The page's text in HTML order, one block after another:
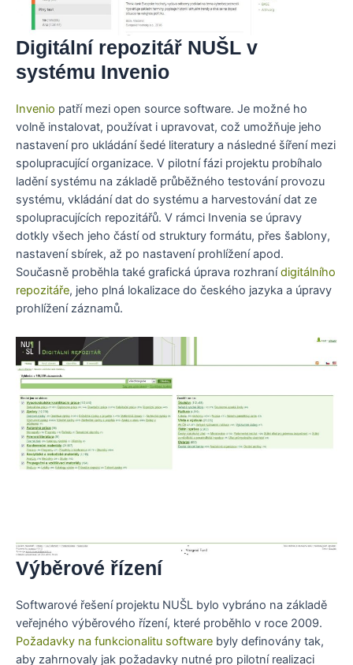
Digitální repozitář NUŠL v
systému Invenio
Invenio patří mezi open source software. Je možné ho
volně instalovat, používat i upravovat, což umožňuje jeho
nastavení pro ukládání šedé literatury a následné šíření mezi
spolupracující organizace. V pilotní fázi projektu probíhalo
ladění systému na základě průběžného testování provozu
systému, vkládání dat do systému a harvestování dat ze
spolupracujících repozitářů. V rámci Invenia se úpravy
dotkly všech jeho částí od struktury formátu, přes šablony,
nastavení sbírek, až po nastavení prohlížení apod.
Současně proběhla také grafická úprava rozhranídigitálního
repozitáře, jeho plná lokalizace do českého jazyka a úpravy
prohlížení záznamů.
Výběrové řízení
Softwarové řešení projektu NUŠL bylo vybráno na základě
veřejného výběrového řízení, které proběhlo v roce 2009.
Požadavky na funkcionalitu software byly definovány tak,
aby zahrnovaly jak požadavky nutné pro pilotní realizaci